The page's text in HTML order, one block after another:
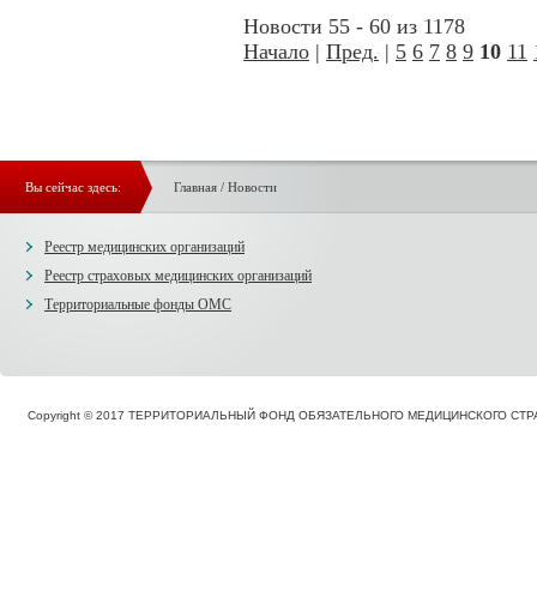
Новости 55 - 60 из 1178
Начало | Пред. | 5 6 7 8 9 10 11
Вы сейчас здесь: Главная/ Новости
Реестр медицинских организаций
Реестр страховых медицинских организаций
Территориальные фонды ОМС
Copyright © 2017 ТЕРРИТОРИАЛЬНЫЙ ФОНД ОБЯЗАТЕЛЬНОГО МЕДИЦИНСКОГО